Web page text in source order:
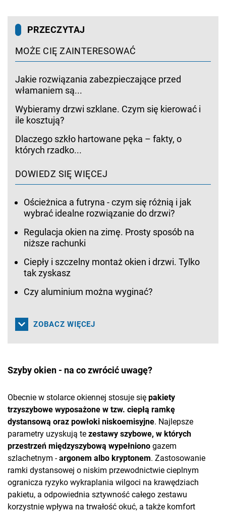
PRZECZYTAJ
MOŻE CIĘ ZAINTERESOWAĆ
Jakie rozwiązania zabezpieczające przed
włamaniem są...
Wybieramy drzwi szklane. Czym się kierować i
ile kosztują?
Dlaczego szkło hartowane pęka – fakty, o
których rzadko...
DOWIEDZ SIĘ WIĘCEJ
Ościeżnica a futryna - czym się różnią i jak
wybrać idealne rozwiązanie do drzwi?
Regulacja okien na zimę. Prosty sposób na
niższe rachunki
Ciepły i szczelny montaż okien i drzwi. Tylko
tak zyskasz
Czy aluminium można wyginać?
ZOBACZ WIĘCEJ
Szyby okien - na co zwrócić uwagę?
Obecnie w stolarce okiennej stosuje się pakiety
trzyszybowe wyposażone w tzw. ciepłą ramkę
dystansową oraz powłoki niskoemisyjne. Najlepsze
parametry uzyskują te zestawy szybowe, w których
przestrzeń międzyszybową wypełniono gazem
szlachetnym -argonem albo kryptonem. Zastosowanie
ramki dystansowej o niskim przewodnictwie cieplnym
ogranicza ryzyko wykraplania wilgoci na krawędziach
pakietu, a odpowiednia sztywność całego zestawu
korzystnie wpływa na trwałość okuć, a także komfort